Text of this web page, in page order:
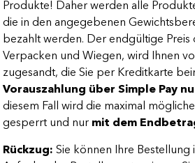
Produkte! Daher werden alle
die in den angegebenen
bezahlt werden. Der endgültige Preis
Verpacken und Wiegen, wird Ihnen
zugesandt, die Sie per Kreditkarte
Vorauszahlung über Simple Pay
diesem Fall wird die maximal
gesperrt und nur mit dem
Rückzug: Sie können Ihre Bestellung